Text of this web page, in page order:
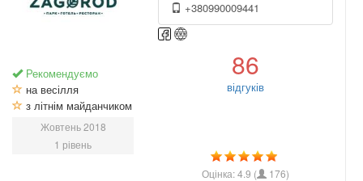
Рекомендуємо
на весілля
з літнім майданчиком
Жовтень 2018
1 рівень
+380990009441
86
відгуків
Оцінка:4.9 ( 176)